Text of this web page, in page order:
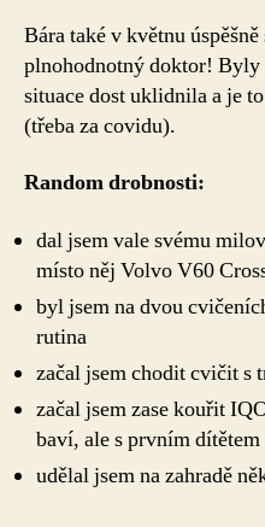
Bára také v květnu
plnohodnotný doktor! Byly
situace dost uklidnila a je
(třeba za covidu).
Random drobnosti:
dal jsem vale svému
místo něj Volvo V60
byl jsem na dvou
rutina
začal jsem chodit cvičit s
začal jsem zase kouřit
baví, ale s prvním
udělal jsem na zahradě